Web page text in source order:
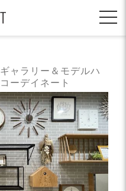
ャラリー＆モデルハ
ーデイネート